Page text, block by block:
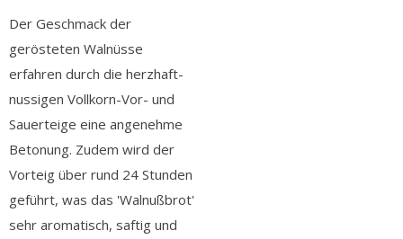
Der Geschmack der
gerösteten Walnüsse
erfahren durch die herzhaft-
nussigen Vollkorn-Vor- und
Sauerteige eine angenehme
Betonung. Zudem wird der
Vorteig über rund 24 Stunden
geführt, was das 'Walnußbrot'
sehr aromatisch, saftig und